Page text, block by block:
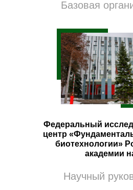
Федеральный
центр
биотехнологии»
академии
Базовая
Научный